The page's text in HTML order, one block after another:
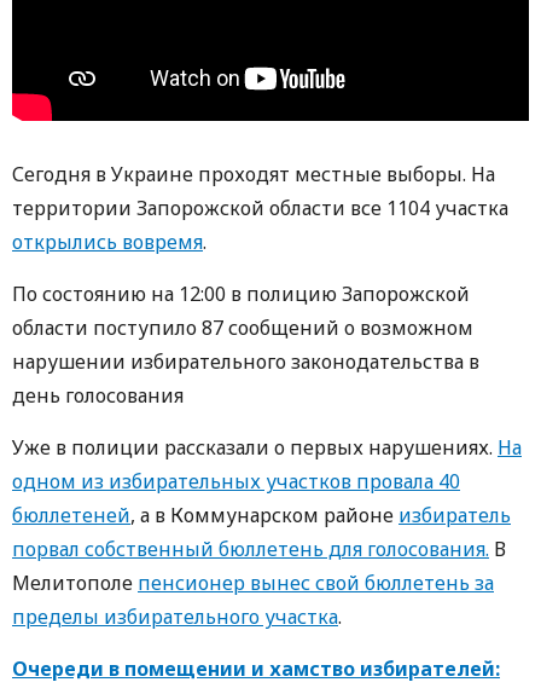
Сегодня в Украине проходят местные выборы. На
территории Запорожской области все 1104 участка
открылись вовремя.
По состоянию на 12:00 в полицию Запорожской
области поступило 87 сообщений о возможном
нарушении избирательного законодательства в
день голосования
Уже в полиции рассказали о первых нарушениях. На
одном из избирательных участков провала 40
бюллетеней, а в Коммунарском районе избиратель
порвал собственный бюллетень для голосования. В
Мелитополе пенсионер вынес свой бюллетень за
пределы избирательного участка.
Очереди в помещении и хамство избирателей: